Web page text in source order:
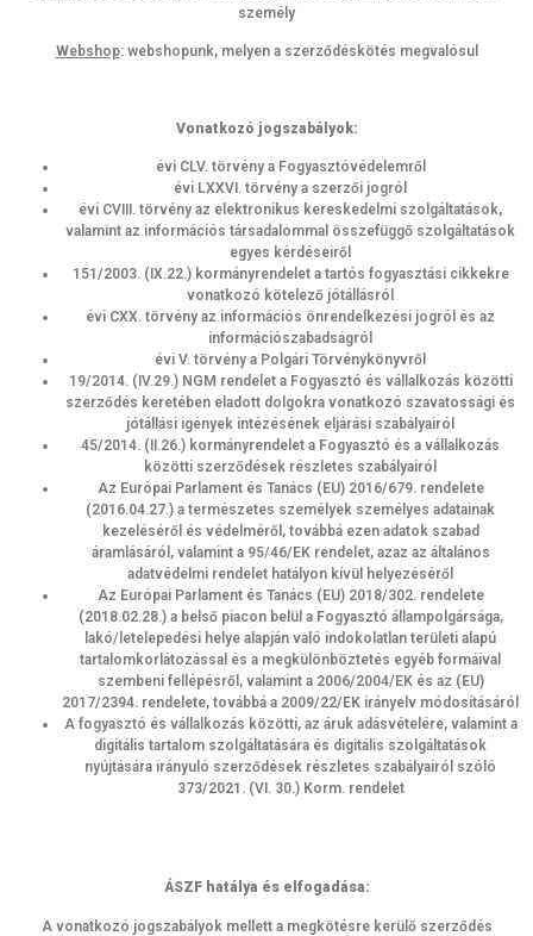
személy
Webshop: webshopunk, melyen a szerződéskötés megvalósul
Vonatkozó jogszabályok:
évi CLV. törvény a Fogyasztóvédelemről
évi LXXVI. törvény a szerzői jogról
évi CVIII. törvény az elektronikus kereskedelmi szolgáltatások,
valamint az információs társadalommal összefüggő szolgáltatások
egyes kérdéseiről
151/2003. (IX.22.) kormányrendelet a tartós fogyasztási cikkekre
vonatkozó kötelező jótállásról
évi CXX. törvény az információs önrendelkezési jogról és az
információszabadságról
évi V. törvény a Polgári Törvénykönyvről
19/2014. (IV.29.) NGM rendelet a Fogyasztó és vállalkozás közötti
szerződés keretében eladott dolgokra vonatkozó szavatossági és
jótállási igények intézésének eljárási szabályairól
45/2014. (II.26.) kormányrendelet a Fogyasztó és a vállalkozás
közötti szerződések részletes szabályairól
Az Európai Parlament és Tanács (EU) 2016/679. rendelete
(2016.04.27.) a természetes személyek személyes adatainak
kezeléséről és védelméről, továbbá ezen adatok szabad
áramlásáról, valamint a 95/46/EK rendelet, azaz az általános
adatvédelmi rendelet hatályon kívül helyezéséről
Az Európai Parlament és Tanács (EU) 2018/302. rendelete
(2018.02.28.) a belső piacon belül a Fogyasztó állampolgársága,
lakó/letelepedési helye alapján való indokolatlan területi alapú
tartalomkorlátozással és a megkülönböztetés egyéb formáival
szembeni fellépésről, valamint a 2006/2004/EK és az (EU)
2017/2394. rendelete, továbbá a 2009/22/EK irányelv módosításáról
A fogyasztó és vállalkozás közötti, az áruk adásvételére, valamint a
digitális tartalom szolgáltatására és digitális szolgáltatások
nyújtására irányuló szerződések részletes szabályairól szóló
373/2021. (VI. 30.) Korm. rendelet
ÁSZF hatálya és elfogadása:
A vonatkozó jogszabályok mellett a megkötésre kerülő szerződés